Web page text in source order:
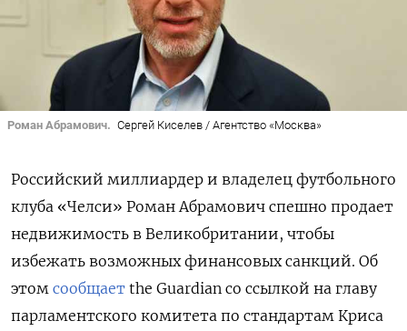
Роман Абрамович. Сергей Киселев / Агентство «Москва»
Российский миллиардер и владелец футбольного
клуба «Челси» Роман Абрамович спешно продает
недвижимость в Великобритании, чтобы
избежать возможных финансовых санкций. Об
этом сообщает the Guardian со ссылкой на главу
парламентского комитета по стандартам Криса